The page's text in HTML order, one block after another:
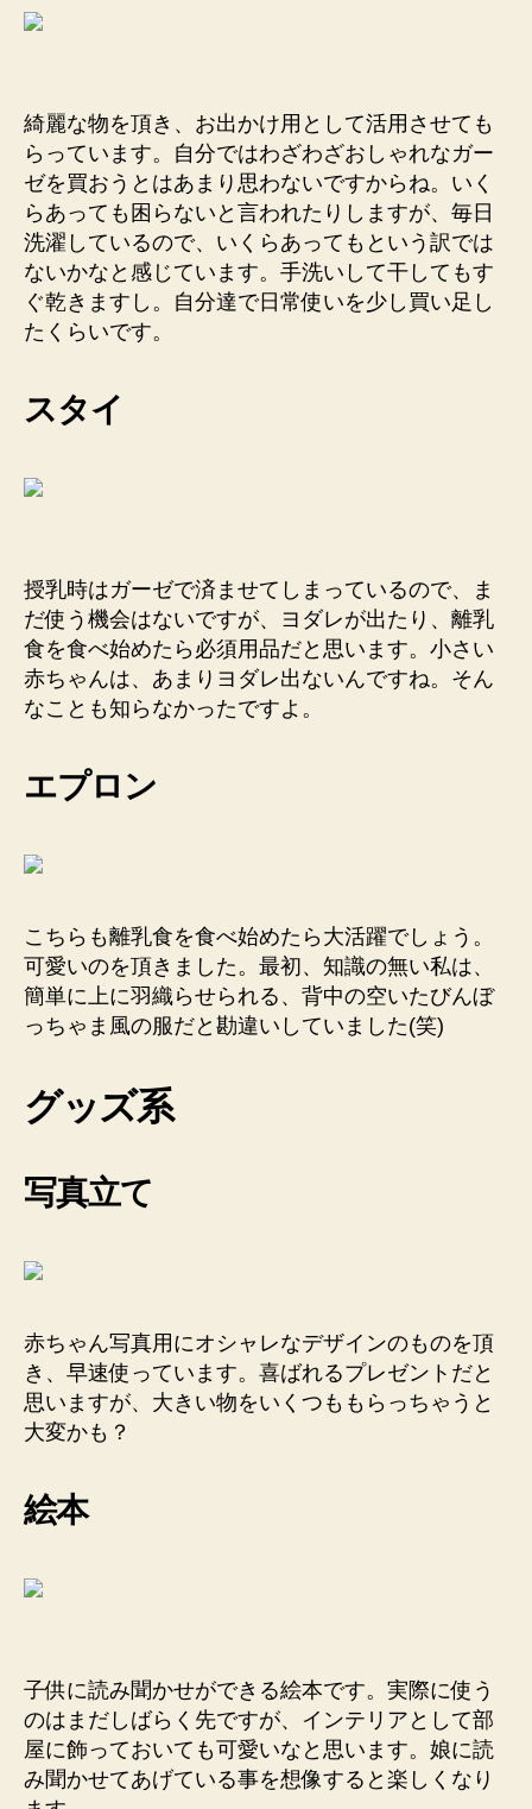
綺麗な物を頂き、お出かけ用として活用させても
らっています。自分ではわざわざおしゃれなガー
ゼを買おうとはあまり思わないですからね。いく
らあっても困らないと言われたりしますが、毎日
洗濯しているので、いくらあってもという訳では
ないかなと感じています。手洗いして干してもす
ぐ乾きますし。自分達で日常使いを少し買い足し
たくらいです。
スタイ
授乳時はガーゼで済ませてしまっているので、ま
だ使う機会はないですが、ヨダレが出たり、離乳
食を食べ始めたら必須用品だと思います。小さい
赤ちゃんは、あまりヨダレ出ないんですね。そん
なことも知らなかったですよ。
エプロン
こちらも離乳食を食べ始めたら大活躍でしょう。
可愛いのを頂きました。最初、知識の無い私は、
簡単に上に羽織らせられる、背中の空いたびんぼ
っちゃま風の服だと勘違いしていました(笑)
グッズ系
写真立て
赤ちゃん写真用にオシャレなデザインのものを頂
き、早速使っています。喜ばれるプレゼントだと
思いますが、大きい物をいくつももらっちゃうと
大変かも？
絵本
子供に読み聞かせができる絵本です。実際に使う
のはまだしばらく先ですが、インテリアとして部
屋に飾っておいても可愛いなと思います。娘に読
み聞かせてあげている事を想像すると楽しくなり